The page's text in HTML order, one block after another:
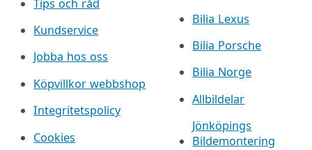
Tips och råd
Kundservice
Jobba hos oss
Köpvillkor webbshop
Integritetspolicy
Cookies
Bilia Lexus
Bilia Porsche
Bilia Norge
Allbildelar
Jönköpings
Bildemontering